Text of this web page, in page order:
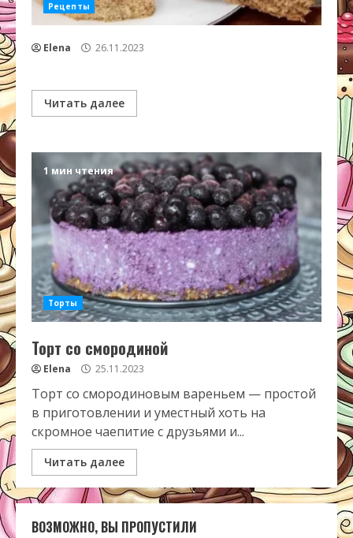
Рецепты
Elena 26.11.2023
Читать далее
1 мин чтения
Торты
Торт со смородиной
Elena 25.11.2023
Торт со смородиновым вареньем — простой
в приготовлении и уместный хоть на
скромное чаепитие с друзьями и...
Читать далее
ВОЗМОЖНО, ВЫ ПРОПУСТИЛИ